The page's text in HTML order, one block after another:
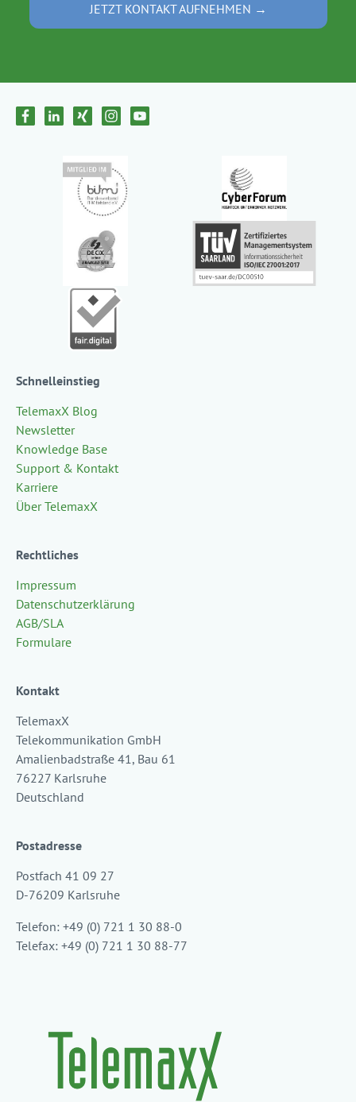
JETZT KONTAKT AUFNEHMEN →
Schnelleinstieg
TelemaxX Blog
Newsletter
Knowledge Base
Support & Kontakt
Karriere
Über TelemaxX
Rechtliches
Impressum
Datenschutzerklärung
AGB/SLA
Formulare
Kontakt
TelemaxX
Telekommunikation GmbH
Amalienbadstraße 41, Bau 61
76227 Karlsruhe
Deutschland
Postadresse
Postfach 41 09 27
D-76209 Karlsruhe
Telefon: +49 (0) 721 1 30 88-0
Telefax: +49 (0) 721 1 30 88-77